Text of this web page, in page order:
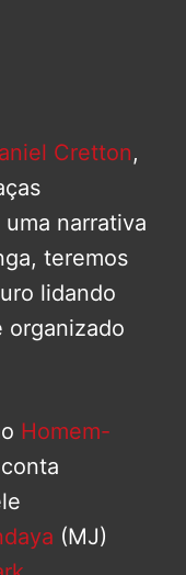
Cretton,
narrativa
teremos
lidando
organizado
Homem-
(MJ)